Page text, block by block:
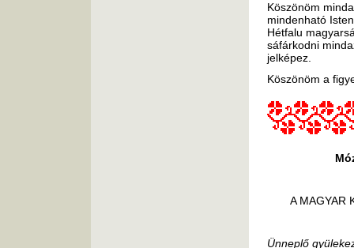
Köszönöm
mindenható
Hétfalu
sáfárkodni
jelképez.
Köszönöm a
A MAGYAR
Ünneplő